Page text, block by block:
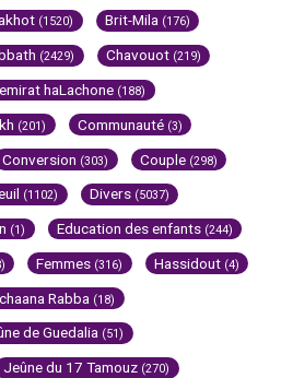
(1520) Brit-Mila (176)
(2429) Chavouot (219)
haLachone (188)
(201) Communauté (3)
Conversion (303) Couple (298)
(1102) Divers (5037)
(1) Education des enfants (244)
Femmes (316) Hassidout (4)
Rabba (18)
de Guedalia (51)
Jeûne du 17 Tamouz (270)